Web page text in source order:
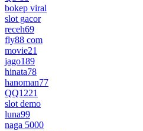
bokep viral
slot gacor
receh69
fly88 com
movie21
jago189
hinata78
hanoman77
QQ1221
slot demo
luna99
naga 5000